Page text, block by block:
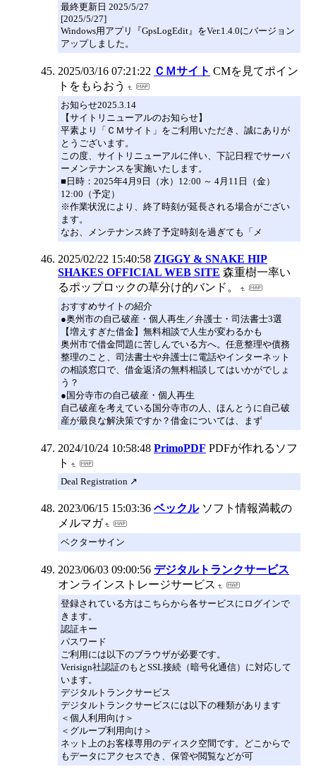
最終更新日 2025/5/27
[2025/5/27]
Windows用アプリ『GpsLogEdit』をVer.1.4.0にバージョン
アップしました。
2025/03/16 07:21:22 ＣＭサイト CMを見てポイン
トをもらおう
お知らせ2025.3.14
【サイトリニューアルのお知らせ】
平素より「ＣＭサイト」をご利用いただき、誠にありが
とうございます。
この度、サイトリニューアルに伴い、下記日程でサーバ
ーメンテナンスを実施いたします。
■日時：2025年4月9日（水）12:00 ～ 4月11日（金）
12:00（予定）
※作業状況により、終了時刻が延長される場合がござい
ます。
なお、メンテナンス終了予定時刻を過ぎても「メ
2025/02/22 15:40:58 ZIGGY & SNAKE HIP
SHAKES OFFICIAL WEB SITE 森重樹一率い
るポップロックの草分け的バンド。
おすすめサイトの紹介
●奥州市の自己破産・個人再生／弁護士・司法書士3選
【増えすぎた借金】無料相談で人生が変わるかも
奥州市で借金問題に苦しんでいる方へ。任意整理や債務
整理のこと、司法書士や弁護士に電話やインターネット
の相談窓口で、借金返済の無料相談してはいかがでしょ
う？
●国分寺市の自己破産・個人再生
自己破産を考えている国分寺市の人、ほんとうに自己破
産が最良な解決策ですか？借金については、まず
2024/10/24 10:58:48 PrimoPDF PDFが作れるソフ
ト
Deal Registration ↗︎
2023/06/15 15:03:36 ベックル ソフト情報満載の
メルマガ
ベクターサイン
2023/06/03 09:00:56 デジタルトランクサービス
オンラインストレージサービス
登録されている方はこちらから各サービスにログインで
きます。
認証キー
パスワード
ご利用には以下のブラウザが必要です。
Verisign社認証のもとSSL接続（暗号化通信）に対応して
います。
デジタルトランクサービス
デジタルトランクサービスには以下の種類があります
＜個人利用向け＞
＜グループ利用向け＞
ネット上のお客様専用のディスク空間です。どこからで
もデータにアクセスでき、保管や閲覧などが可